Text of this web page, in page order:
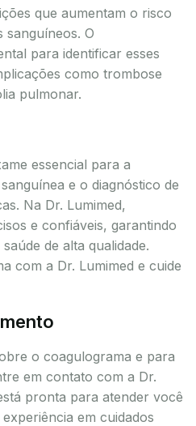
que aumentam o risco
sanguíneos. O
para identificar esses
como trombose
pulmonar.
essencial para a
e o diagnóstico de
Na Dr. Lumimed,
e confiáveis, garantindo
de alta qualidade.
com a Dr. Lumimed e cuide
o coagulograma e para
em contato com a Dr.
pronta para atender você
em cuidados